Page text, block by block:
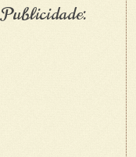
Publicidade: